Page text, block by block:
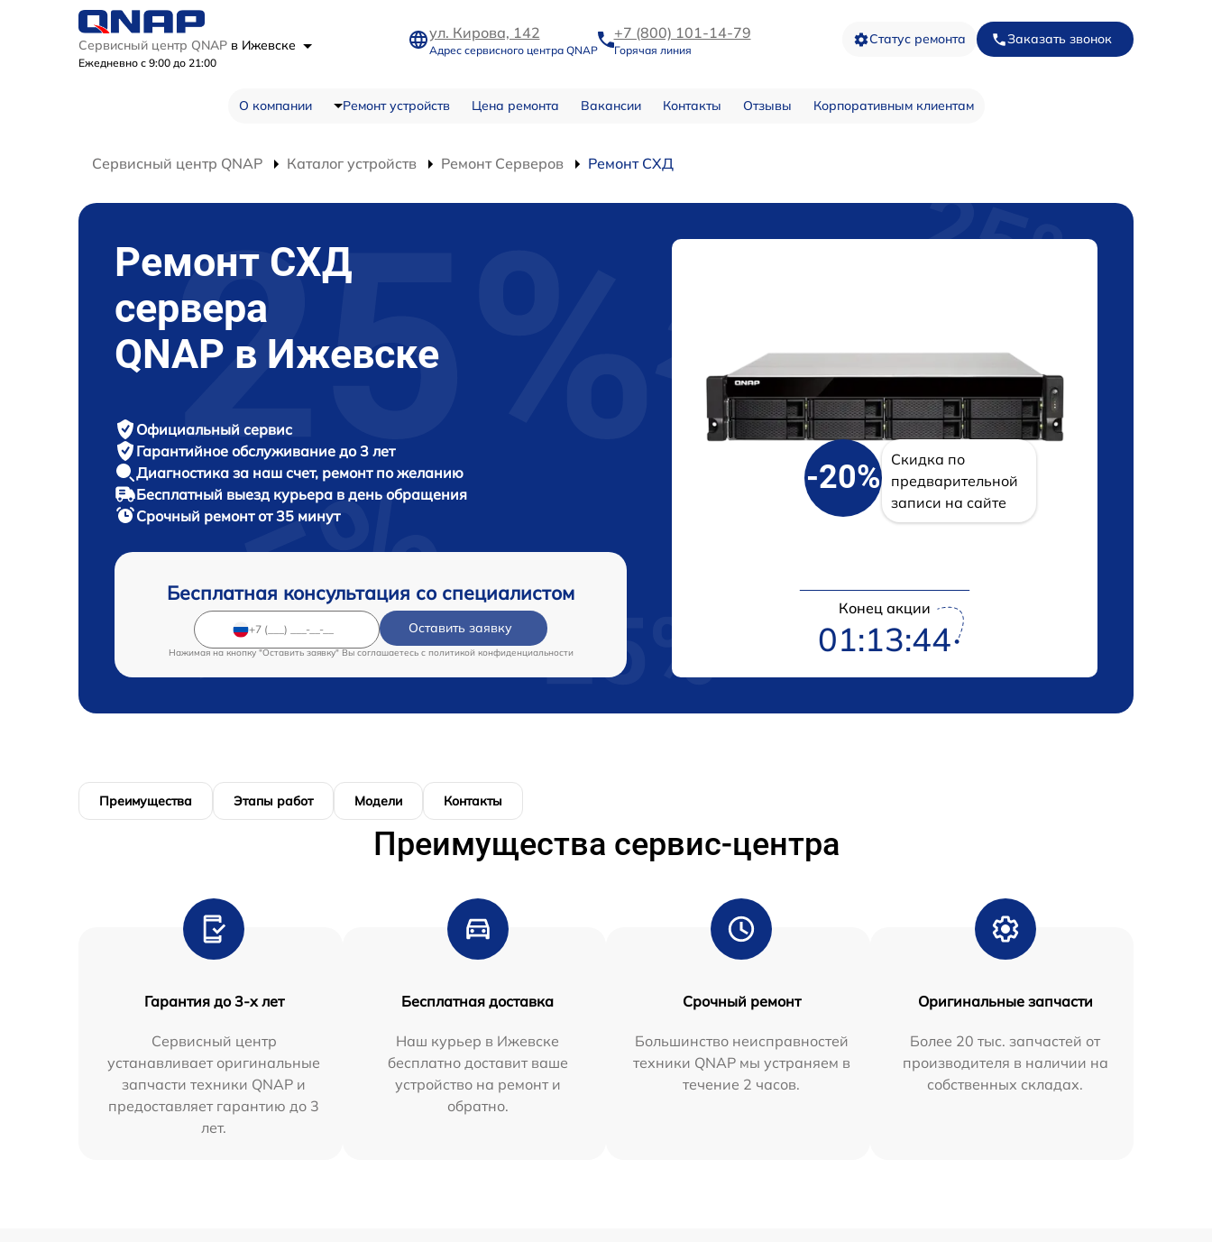
Сервисный центр QNAP в Ижевске
Ежедневно с 9:00 до 21:00
ул. Кирова, 142
Адрес сервисного центра QNAP
+7 (800) 101-14-79
Горячая линия
Статус ремонта Заказать звонок
О компании Ремонт устройств Цена ремонта Вакансии Контакты Отзывы Корпоративным клиентам
Сервисный центр QNAP Каталог устройств Ремонт Серверов Ремонт СХД
Ремонт СХД
сервера
QNAP в Ижевске
Официальный сервис
Гарантийное обслуживание до 3 лет
Диагностика за наш счет, ремонт по желанию
Бесплатный выезд курьера в день обращения
Срочный ремонтот 35 минут
Бесплатная консультация со специалистом
Оставить заявку
Нажимая на кнопку "Оставить заявку" Вы соглашаетесь c политикой конфиденциальности
-20%
Скидка по
предварительной
записи на сайте
Конец акции
01:13:43
Преимущества Этапы работ Модели Контакты
Преимущества сервис-центра
Гарантия до 3-х лет
Сервисный центр
устанавливает оригинальные
запчасти техники QNAP и
предоставляет гарантию до 3
лет.
Бесплатная доставка
Наш курьер в Ижевске
бесплатно доставит ваше
устройство на ремонт и
обратно.
Срочный ремонт
Большинство неисправностей
техники QNAP мы устраняем в
течение 2 часов.
Оригинальные запчасти
Более 20 тыс. запчастей от
производителя в наличии на
собственных складах.